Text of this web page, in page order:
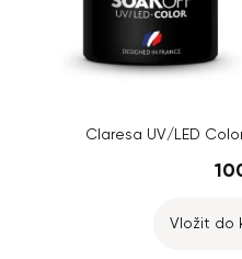
Claresa UV/LED
Vložit do